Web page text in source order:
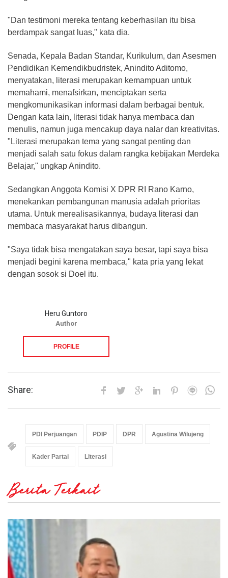
"Dan testimoni mereka tentang keberhasilan itu bisa
berdampak sangat luas," kata dia.
Senada, Kepala Badan Standar, Kurikulum, dan Asesmen
Pendidikan Kemendikbudristek, Anindito Aditomo,
menyatakan, literasi merupakan kemampuan untuk
memahami, menafsirkan, menciptakan serta
mengkomunikasikan informasi dalam berbagai bentuk.
Dengan kata lain, literasi tidak hanya membaca dan
menulis, namun juga mencakup daya nalar dan kreativitas.
"Literasi merupakan tema yang sangat penting dan
menjadi salah satu fokus dalam rangka kebijakan Merdeka
Belajar," ungkap Anindito.
Sedangkan Anggota Komisi X DPR RI Rano Karno,
menekankan pembangunan manusia adalah prioritas
utama. Untuk merealisasikannya, budaya literasi dan
membaca masyarakat harus dibangun.
"Saya tidak bisa mengatakan saya besar, tapi saya bisa
menjadi begini karena membaca," kata pria yang lekat
dengan sosok si Doel itu.
Heru Guntoro
Author
PROFILE
Share:
PDI Perjuangan PDIP DPR Agustina Wilujeng
Kader Partai Literasi
Berita Terkait